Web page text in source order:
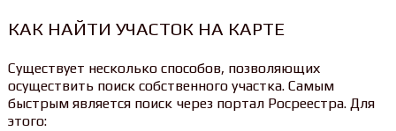
КАК НАЙТИ УЧАСТОК НА КАРТЕ
Существует несколько способов, позволяющих
осуществить поиск собственного участка. Самым
быстрым является поиск через портал Росреестра. Для
этого: